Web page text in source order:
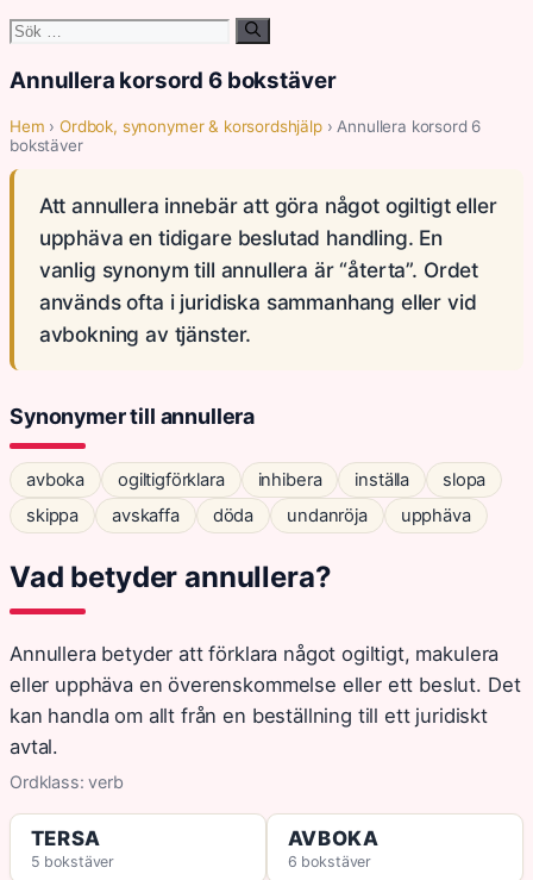
Sök
Annullera korsord 6 bokstäver
Hem ›Ordbok, synonymer & korsordshjälp› Annullera korsord 6
bokstäver
Att annullera innebär att göra något ogiltigt eller
upphäva en tidigare beslutad handling. En
vanlig synonym till annullera är “återta”. Ordet
används ofta i juridiska sammanhang eller vid
avbokning av tjänster.
Synonymer till annullera
avboka ogiltigförklara inhibera inställa
slopa
skippa
avskaffa döda undanröja upphäva
Vad betyder annullera?
Annullera betyder att förklara något ogiltigt, makulera
eller upphäva en överenskommelse eller ett beslut. Det
kan handla om allt från en beställning till ett juridiskt
avtal.
Ordklass: verb
TERSA
5 bokstäver
AVBOKA
6 bokstäver